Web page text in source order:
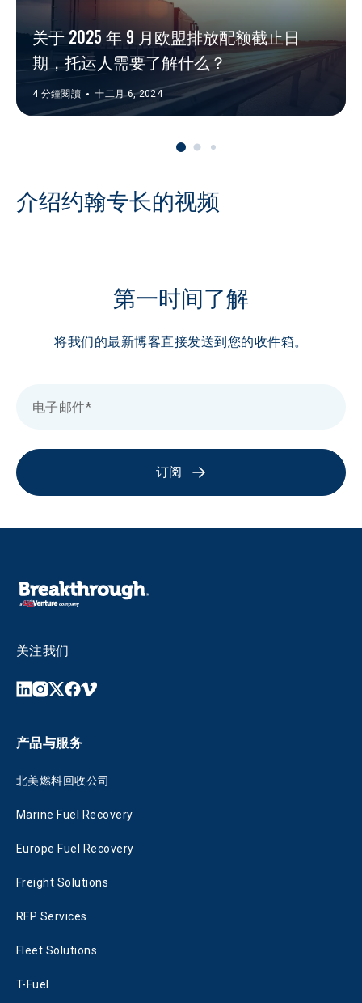
关于 2025 年 9 月欧盟排放配额截止日
期，托运人需要了解什么？
4 分鐘閱讀 十二月 6, 2024
介绍约翰专长的视频
第一时间了解
将我们的最新博客直接发送到您的收件箱。
订阅
关注我们
产品与服务
北美燃料回收公司
Marine Fuel Recovery
Europe Fuel Recovery
Freight Solutions
RFP Services
Fleet Solutions
T-Fuel